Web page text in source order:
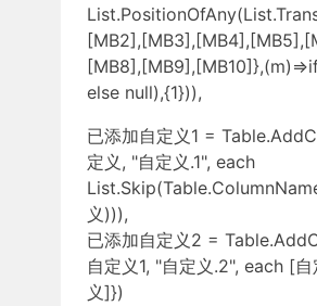
else null),{1})),
已添加自定义1 =
定义, "自定义.1", each
义))),
已添加自定义2 =
自定义1, "自定义.2", each [
义]})